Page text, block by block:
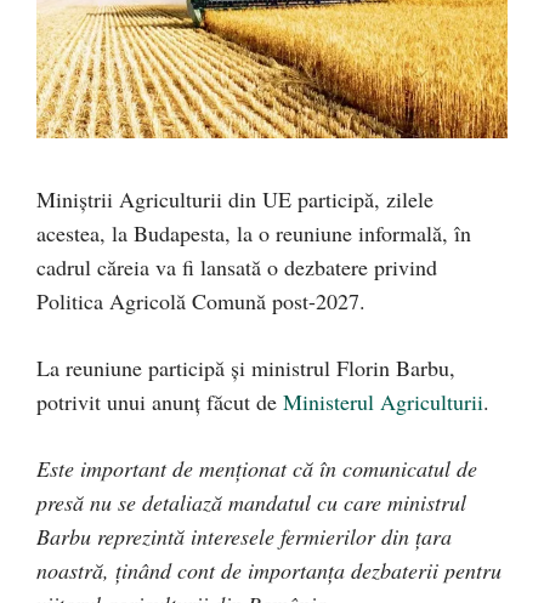
Miniștrii Agriculturii din UE participă, zilele
acestea, la Budapesta, la o reuniune informală, în
cadrul căreia va fi lansată o dezbatere privind
Politica Agricolă Comună post-2027.
La reuniune participă și ministrul Florin Barbu,
potrivit unui anunț făcut de Ministerul Agriculturii.
Este important de menționat că în comunicatul de
presă nu se detaliază mandatul cu care ministrul
Barbu reprezintă interesele fermierilor din țara
noastră, ținând cont de importanța dezbaterii pentru